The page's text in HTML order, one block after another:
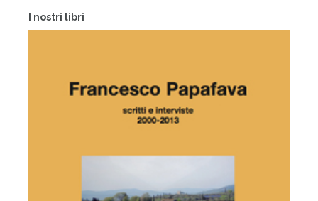
I nostri libri